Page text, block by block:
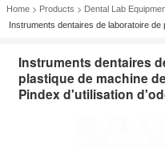
Home > Products > Dental Lab
Instruments dentaires de laboratoire
Instruments dentaires
plastique de machine
Pindex d'utilisation